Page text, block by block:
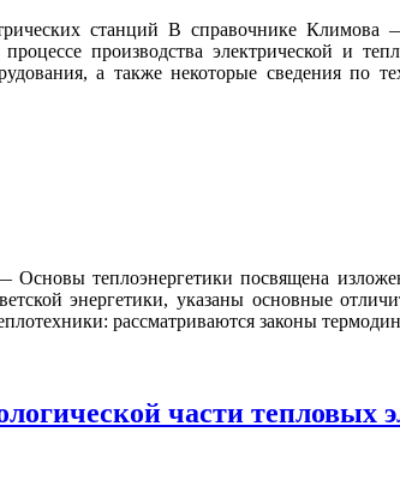
станций В справочнике Климова
производства электрической и
а также некоторые сведения
теплоэнергетики посвящена
энергетики, указаны основные
рассматриваются законы
части тепловых